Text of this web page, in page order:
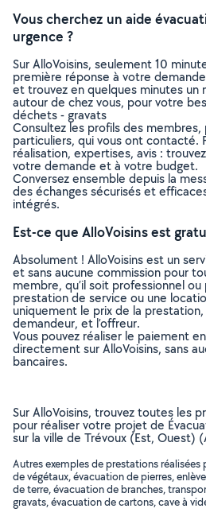
Vous cherchez un aide
urgence ?
Sur AlloVoisins, seulement 10
première réponse à votre
et trouvez en quelques minutes un
autour de chez vous, pour votre
déchets - gravats
Consultez les profils des membres,
particuliers, qui vous ont contacté.
réalisation, expertises, avis :
votre demande et à votre budget.
Conversez ensemble depuis la
des échanges sécurisés et
intégrés.
Est-ce que AlloVoisins est
Absolument ! AlloVoisins est un
et sans aucune commission pour
membre, qu’il soit professionnel
prestation de service ou une
uniquement le prix de la prestation,
demandeur, et l’offreur.
Vous pouvez réaliser le paiement
directement sur AlloVoisins, sans
bancaires.
Sur AlloVoisins, trouvez toutes les
pour réaliser votre projet de
sur la ville de Trévoux (Est, Ouest)
Autres exemples de prestations
de végétaux, évacuation de pierres,
de terre, évacuation de branches,
gravats, évacuation de cartons, cave à